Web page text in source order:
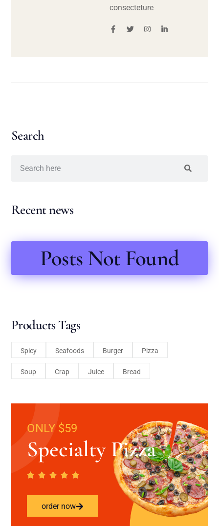
consecteture
Search
Recent news
Posts Not Found
Products Tags
Spicy Seafoods Burger Pizza
Soup Crap Juice Bread
ONLY $59
Specialty Pizza
order now